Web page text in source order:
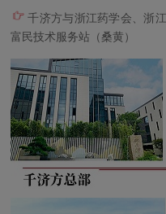
千济方与浙江药学会、浙
富民技术服务站（桑黄）